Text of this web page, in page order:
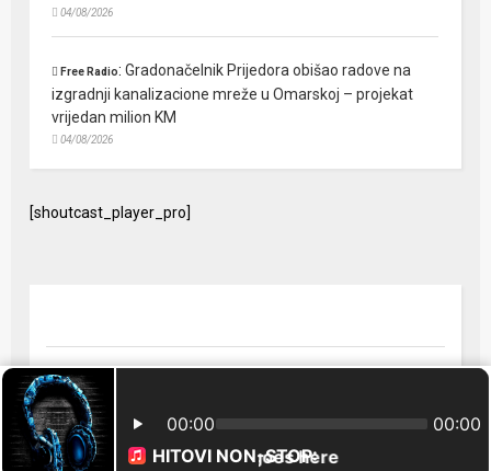
04/08/2026
Free Radio:Gradonačelnik Prijedora obišao radove na
izgradnji kanalizacione mreže u Omarskoj – projekat
vrijedan milion KM
04/08/2026
[shoutcast_player_pro]
© 2024 Free Radio Prijedor. Sva prava zaštićena Designed by